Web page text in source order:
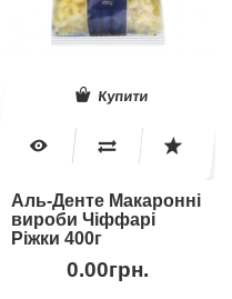
Купити
Аль-Денте Макаронні
вироби Чіффарі
Ріжки 400г
0.00грн.